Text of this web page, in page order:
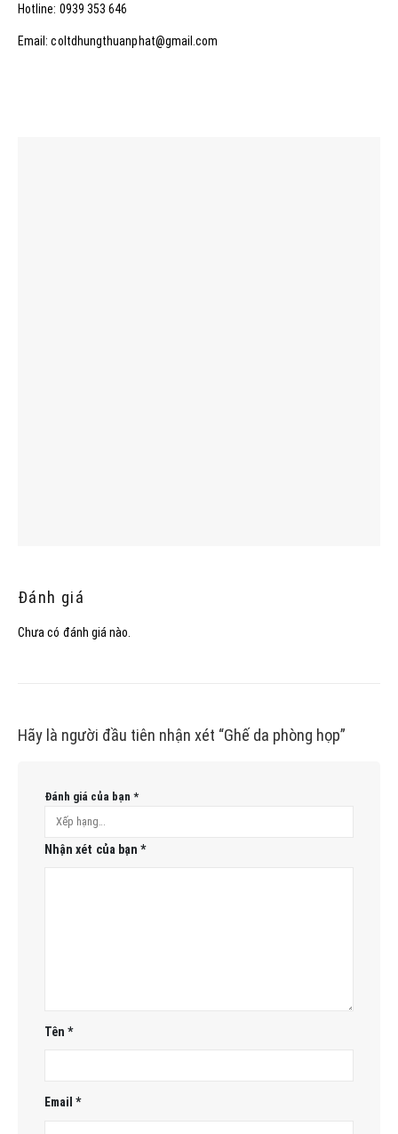
Hotline: 0939 353 646
Email: coltdhungthuanphat@gmail.com
Đánh giá
Chưa có đánh giá nào.
Hãy là người đầu tiên nhận xét “Ghế da phòng họp”
Đánh giá của bạn *
Nhận xét của bạn*
Tên*
Email*